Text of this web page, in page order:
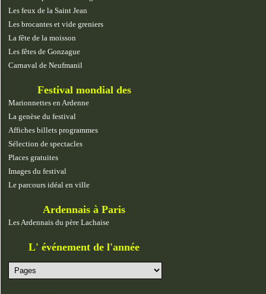
Les feux de la Saint Jean
Les brocantes et vide greniers
La fête de la moisson
Les fêtes de Gonzague
Carnaval de Neufmanil
Festival mondial des
marionnettes
Marionnettes en Ardenne
La genèse du festival
Affiches billets programmes
Sélection de spectacles
Places gratuites
Images du festival
Le parcours idéal en ville
Ardennais à Paris
Les Ardennais du père Lachaise
L' événement de l'année